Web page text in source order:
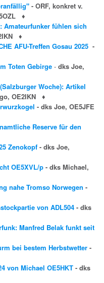
- ORF, konkret v.
♦
Amateurfunker fühlen sich
♦
AFU-Treffen Gosau 2025 -
Toten Gebirge - dks Joe,
Woche): Artikel
OE2IKN
♦
- dks Joe, OE5JFE
Reserve für den
Zenokopf - dks Joe,
OE5XVL/p - dks Michael,
nahe Tromso Norwegen -
von ADL504 - dks
Manfred Belak funkt seit
bei bestem Herbstwetter -
von Michael OE5HKT - dks